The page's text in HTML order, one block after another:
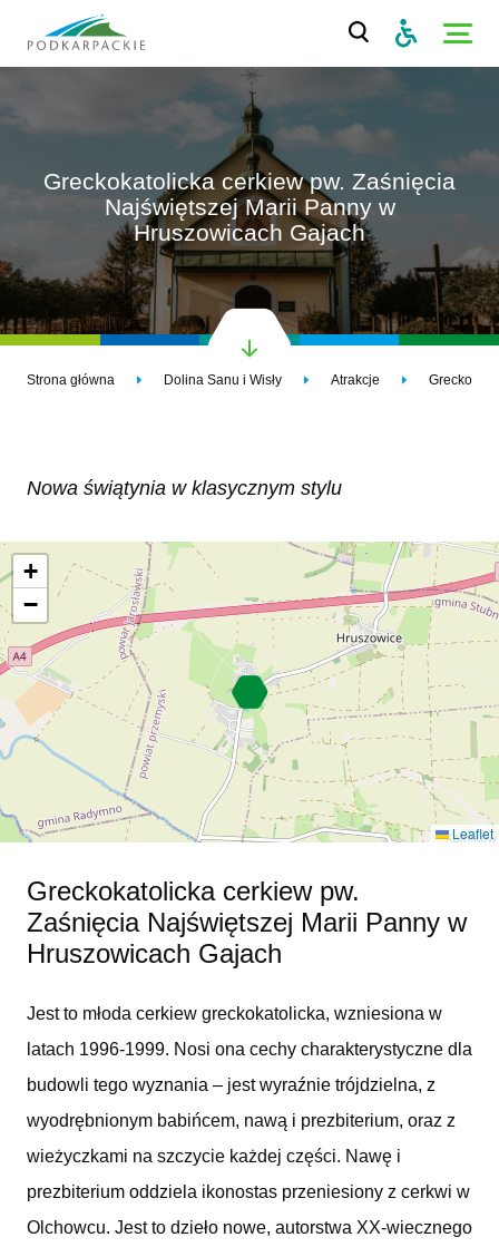
Greckokatolicka cerkiew pw. Zaśnięcia
Najświętszej Marii Panny w
Hruszowicach Gajach
Strona główna Dolina Sanu i Wisły Atrakcje
Nowa świątynia w klasycznym stylu
+
−
Leaflet
Greckokatolicka cerkiew pw.
Zaśnięcia Najświętszej Marii Panny w
Hruszowicach Gajach
Jest to młoda cerkiew greckokatolicka, wzniesiona w
latach 1996-1999. Nosi ona cechy charakterystyczne dla
budowli tego wyznania – jest wyraźnie trójdzielna, z
wyodrębnionym babińcem, nawą i prezbiterium, oraz z
wieżyczkami na szczycie każdej części. Nawę i
prezbiterium oddziela ikonostas przeniesiony z cerkwi w
Olchowcu. Jest to dzieło nowe, autorstwa XX-wiecznego